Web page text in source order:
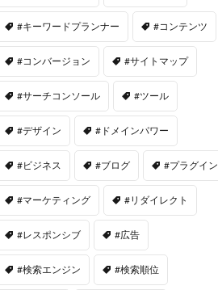
#キーワードプランナー #コンテンツ
#コンバージョン #サイトマップ
#サーチコンソール #ツール
#デザイン #ドメインパワー
#ビジネス #ブログ #プラグイン
#マーケティング #リダイレクト
#レスポンシブ #広告
#検索エンジン #検索順位